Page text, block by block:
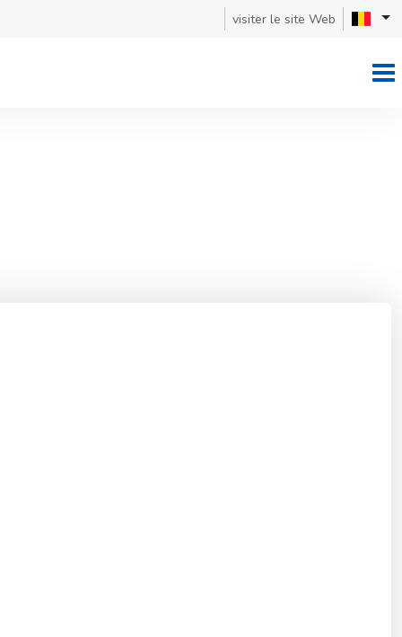
visiter le site Web